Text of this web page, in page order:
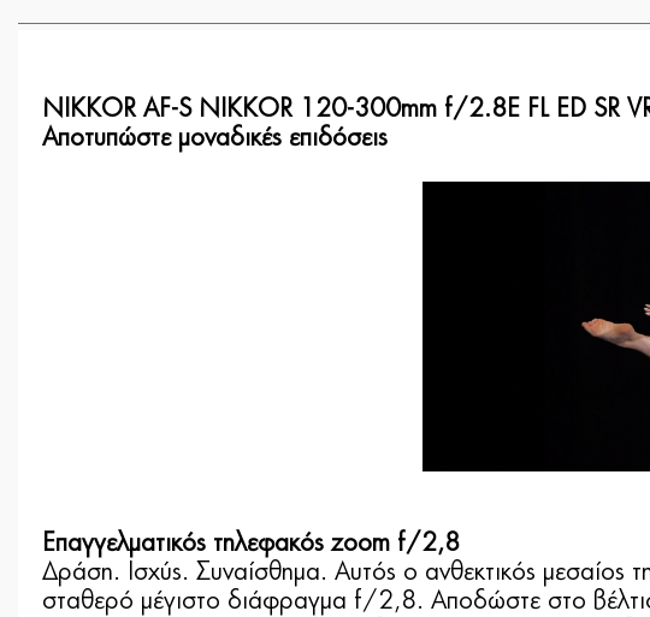
NIKKOR AF-S NIKKOR 120-300mm f/2.8E FL ED SR
Αποτυπώστε μοναδικές επιδόσεις
Επαγγελματικός τηλεφακός zoom f/2,8
Δράση. Ισχύς. Συναίσθημα. Αυτός ο ανθεκτικός μεσαίος
σταθερό μέγιστο διάφραγμα f/2,8. Αποδώστε στο